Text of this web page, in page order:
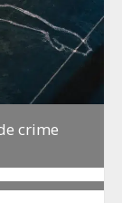
crime